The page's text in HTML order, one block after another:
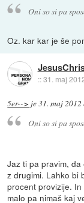
Oni so si pa
Oz. kar kar je še
::31. maj
5er--> je31. maj
Oni so si pa
Jaz ti pa pravim,
z drugimi. Lahko bi
procent provizije.
malo pa nimaš kaj